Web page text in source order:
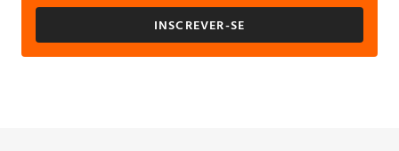
INSCREVER-SE